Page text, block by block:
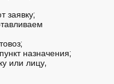
заявку;
назначения;
или лицу,